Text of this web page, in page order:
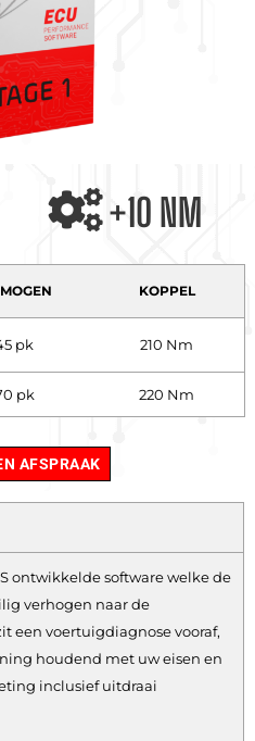
+10 NM
KOPPEL
pk 210 Nm
pk 220 Nm
AFSPRAAK
ontwikkelde software welke de
verhogen naar de
een voertuigdiagnose vooraf,
houdend met uw eisen en
inclusief uitdraai